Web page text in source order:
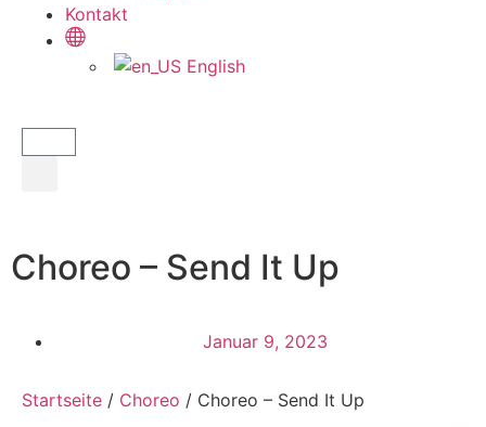
Kontakt
English
Choreo – Send It Up
Januar 9, 2023
Startseite / Choreo / Choreo – Send It Up